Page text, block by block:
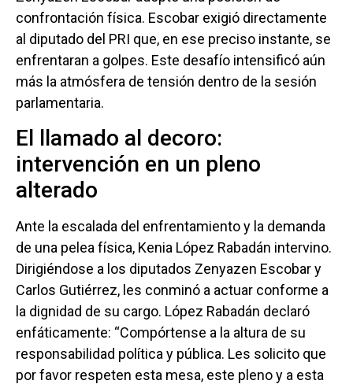
confrontación física. Escobar exigió directamente
al diputado del PRI que, en ese preciso instante, se
enfrentaran a golpes. Este desafío intensificó aún
más la atmósfera de tensión dentro de la sesión
parlamentaria.
El llamado al decoro:
intervención en un pleno
alterado
Ante la escalada del enfrentamiento y la demanda
de una pelea física, Kenia López Rabadán intervino.
Dirigiéndose a los diputados Zenyazen Escobar y
Carlos Gutiérrez, les conminó a actuar conforme a
la dignidad de su cargo. López Rabadán declaró
enfáticamente: “Compórtense a la altura de su
responsabilidad política y pública. Les solicito que
por favor respeten esta mesa, este pleno y a esta